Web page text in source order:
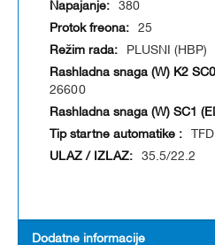
380
25
PLUSNI (HBP)
26600
TFD
35.5/22.2
Dodatne informacije